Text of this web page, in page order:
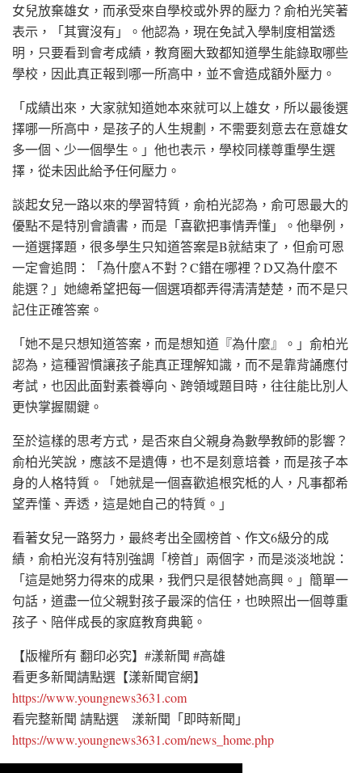
女兒放棄雄女，而承受來自學校或外界的壓力？俞柏光笑著
表示，「其實沒有」。他認為，現在免試入學制度相當透
明，只要看到會考成績，教育圈大致都知道學生能錄取哪些
學校，因此真正報到哪一所高中，並不會造成額外壓力。
「成績出來，大家就知道她本來就可以上雄女，所以最後選
擇哪一所高中，是孩子的人生規劃，不需要刻意去在意雄女
多一個、少一個學生。」他也表示，學校同樣尊重學生選
擇，從未因此給予任何壓力。
談起女兒一路以來的學習特質，俞柏光認為，俞可恩最大的
優點不是特別會讀書，而是「喜歡把事情弄懂」。他舉例，
一道選擇題，很多學生只知道答案是B就結束了，但俞可恩
一定會追問：「為什麼A不對？C錯在哪裡？D又為什麼不
能選？」她總希望把每一個選項都弄得清清楚楚，而不是只
記住正確答案。
「她不是只想知道答案，而是想知道『為什麼』。」俞柏光
認為，這種習慣讓孩子能真正理解知識，而不是靠背誦應付
考試，也因此面對素養導向、跨領域題目時，往往能比別人
更快掌握關鍵。
至於這樣的思考方式，是否來自父親身為數學教師的影響？
俞柏光笑說，應該不是遺傳，也不是刻意培養，而是孩子本
身的人格特質。「她就是一個喜歡追根究柢的人，凡事都希
望弄懂、弄透，這是她自己的特質。」
看著女兒一路努力，最終考出全國榜首、作文6級分的成
績，俞柏光沒有特別強調「榜首」兩個字，而是淡淡地說：
「這是她努力得來的成果，我們只是很替她高興。」簡單一
句話，道盡一位父親對孩子最深的信任，也映照出一個尊重
孩子、陪伴成長的家庭教育典範。
【版權所有 翻印必究】#漾新聞 #高雄
看更多新聞請點選【漾新聞官網】
https://www.youngnews3631.com
看完整新聞 請點選 漾新聞「即時新聞」
https://www.youngnews3631.com/news_home.php